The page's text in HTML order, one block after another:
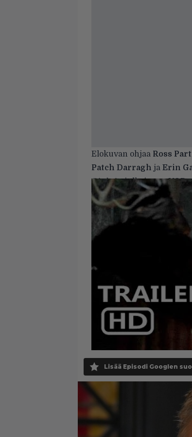
Elokuvan ohjaa Ross
Patch Darragh ja Erin
Birthritejulkaistaan VOD-
Lisää Episodi Googlen